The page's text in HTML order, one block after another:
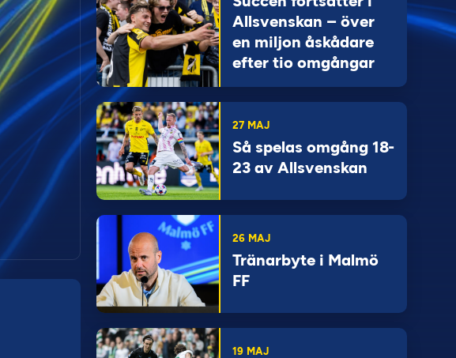
Allsvenskan – över
en miljon åskådare
efter tio omgångar
27 MAJ
Så spelas omgång 18-
23 av Allsvenskan
26 MAJ
Tränarbyte i Malmö
FF
19 MAJ